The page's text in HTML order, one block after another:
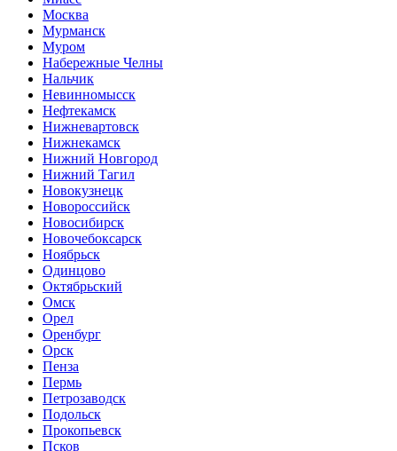
Москва
Мурманск
Муром
Набережные Челны
Нальчик
Невинномысск
Нефтекамск
Нижневартовск
Нижнекамск
Нижний Новгород
Нижний Тагил
Новокузнецк
Новороссийск
Новосибирск
Новочебоксарск
Ноябрьск
Одинцово
Октябрьский
Омск
Орел
Оренбург
Орск
Пенза
Пермь
Петрозаводск
Подольск
Прокопьевск
Псков